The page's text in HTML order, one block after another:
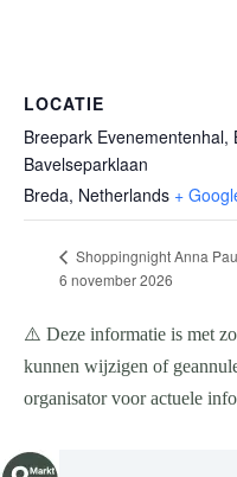
LOCATIE
Breepark Evenementenhal,
Bavelseparklaan
Breda, Netherlands +
Shoppingnight Anna
6 november 2026
⚠️ Deze informatie is met
kunnen wijzigen of
organisator voor actuele